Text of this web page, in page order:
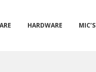
HARDWARE MIC’S